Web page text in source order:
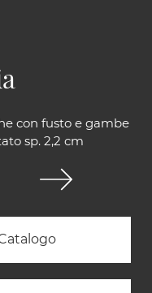
con fusto e gambe
sp. 2,2 cm